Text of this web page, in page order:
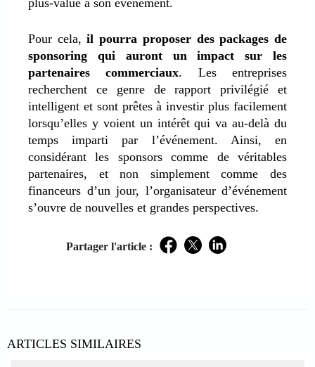
plus-value à son événement.
Pour cela, il pourra proposer des packages de
sponsoring qui auront un impact sur les
partenaires commerciaux. Les entreprises
recherchent ce genre de rapport privilégié et
intelligent et sont prêtes à investir plus facilement
lorsqu’elles y voient un intérêt qui va au-delà du
temps imparti par l’événement. Ainsi, en
considérant les sponsors comme de véritables
partenaires, et non simplement comme des
financeurs d’un jour, l’organisateur d’événement
s’ouvre de nouvelles et grandes perspectives.
Partager l'article : Facebook
TwitterLinkedIn
ARTICLES SIMILAIRES